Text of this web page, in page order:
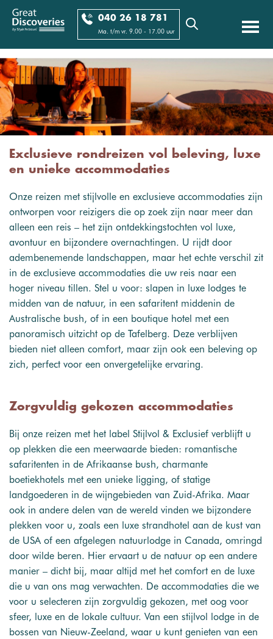
040 26 18 781
Ma. t/m vr. 9.00 - 17.00 uur
Exclusieve rondreizen vol beleving, luxe
en unieke accommodaties
Onze reizen met stijlvolle en exclusieve accommodaties zijn
ontworpen voor reizigers die op zoek zijn naar meer dan
alleen een reis – het zijn ontdekkingstochten vol luxe,
avontuur en bijzondere overnachtingen. U rijdt door
adembenemende landschappen, maar het echte verschil zit
in de exclusieve accommodaties die uw reis naar een
hoger niveau tillen. Stel u voor: slapen in luxe lodges te
midden van de natuur, in een safaritent middenin de
Australische bush, of in een boutique hotel met een
panoramisch uitzicht op de Tafelberg. Deze verblijven
bieden niet alleen comfort, maar zijn ook een beleving op
zich, perfect voor een onvergetelijke ervaring.
Zorgvuldig gekozen accommodaties
Bij onze reizen met het label Stijlvol & Exclusief verblijft u
op plekken die een meerwaarde bieden: romantische
safaritenten in de Afrikaanse bush, charmante
boetiekhotels met een unieke ligging, of statige
landgoederen in de wijngebieden van Zuid-Afrika. Maar
ook in andere delen van de wereld vinden we bijzondere
plekken voor u, zoals een luxe strandhotel aan de kust van
de USA of een afgelegen natuurlodge in Canada, omringd
door wilde beren. Hier ervaart u de natuur op een andere
manier – dicht bij, maar altijd met het comfort en de luxe
die u van ons mag verwachten. De accommodaties die we
voor u selecteren zijn zorgvuldig gekozen, met oog voor
sfeer, luxe en de lokale cultuur. Van een stijlvol lodge in de
bossen van Nieuw-Zeeland, waar u kunt genieten van een